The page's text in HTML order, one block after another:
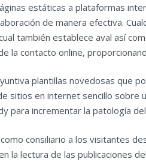
estáticas a plataformas
de manera efectiva.
también establece aval así­
la contacto online,
plantillas novedosas que
sitios en internet sencillo sobre
para incrementar la patologí­a
consiliario a los visitantes
la lectura de las publicaciones